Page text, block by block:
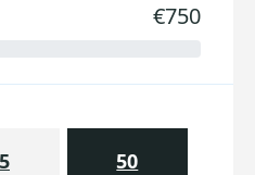
€750
50